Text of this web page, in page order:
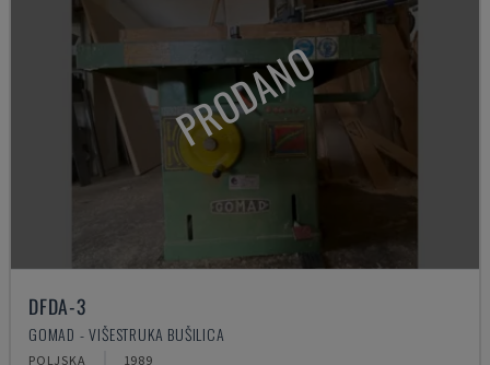
PRODANO
DFDA-3
GOMAD - VIŠESTRUKA BUŠILICA
POLJSKA 1989